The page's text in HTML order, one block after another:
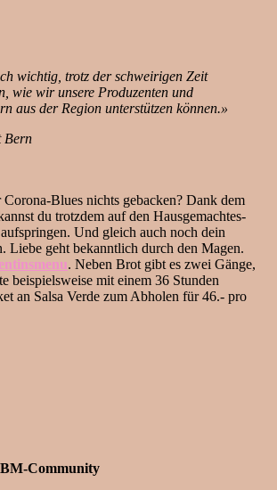
wichtig, trotz der schweirigen Zeit
wie wir unsere Produzenten und
aus der Region unterstützen können.»
Bern
Blues nichts gebacken? Dank dem
du trotzdem auf den Hausgemachtes-
Und gleich auch noch dein
Liebe geht bekanntlich durch den Magen.
. Neben Brot gibt es zwei Gänge,
beispielsweise mit einem 36 Stunden
an Salsa Verde zum Abholen für 46.- pro
Community